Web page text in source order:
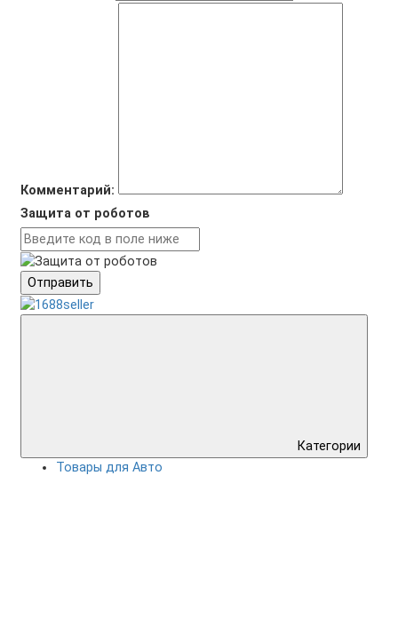
Комментарий:
Защита от роботов
Отправить
Категории
Товары для Авто